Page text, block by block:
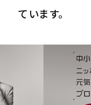
ています。